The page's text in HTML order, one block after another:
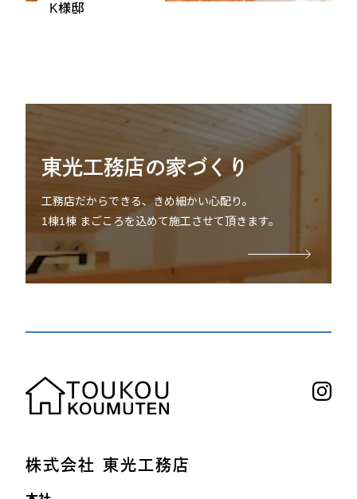
K様邸
東光工務店の家づくり
工務店だからできる、きめ細かい心配り。
1棟1棟 まごころを込めて施工させて頂きます。
株式会社 東光工務店